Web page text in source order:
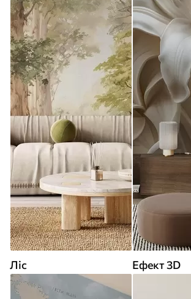
Ліс Ефект 3D